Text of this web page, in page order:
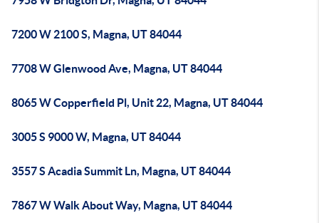
7200 W 2100 S, Magna, UT 84044
7708 W Glenwood Ave, Magna, UT 84044
8065 W Copperfield Pl, Unit 22, Magna, UT 84044
3005 S 9000 W, Magna, UT 84044
3557 S Acadia Summit Ln, Magna, UT 84044
7867 W Walk About Way, Magna, UT 84044